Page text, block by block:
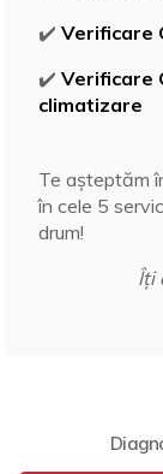
✔️Verificare
✔️Verificare
climatizare
Te așteptăm
în cele 5
drum!
Îți